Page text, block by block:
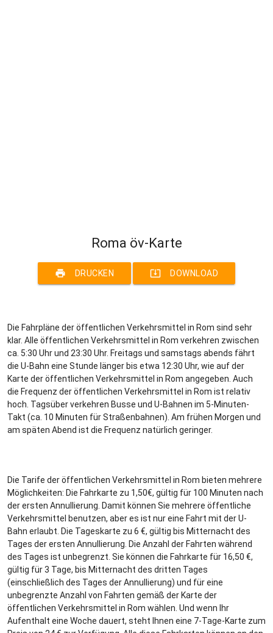
Roma öv-Karte
print DRUCKEN system_update_alt DOWNLOAD
Die Fahrpläne der öffentlichen Verkehrsmittel in Rom sind sehr
klar. Alle öffentlichen Verkehrsmittel in Rom verkehren zwischen
ca. 5:30 Uhr und 23:30 Uhr. Freitags und samstags abends fährt
die U-Bahn eine Stunde länger bis etwa 12:30 Uhr, wie auf der
Karte der öffentlichen Verkehrsmittel in Rom angegeben. Auch
die Frequenz der öffentlichen Verkehrsmittel in Rom ist relativ
hoch. Tagsüber verkehren Busse und U-Bahnen im 5-Minuten-
Takt (ca. 10 Minuten für Straßenbahnen). Am frühen Morgen und
am späten Abend ist die Frequenz natürlich geringer.
Die Tarife der öffentlichen Verkehrsmittel in Rom bieten mehrere
Möglichkeiten: Die Fahrkarte zu 1,50€, gültig für 100 Minuten nach
der ersten Annullierung. Damit können Sie mehrere öffentliche
Verkehrsmittel benutzen, aber es ist nur eine Fahrt mit der U-
Bahn erlaubt. Die Tageskarte zu 6 €, gültig bis Mitternacht des
Tages der ersten Annullierung. Die Anzahl der Fahrten während
des Tages ist unbegrenzt. Sie können die Fahrkarte für 16,50 €,
gültig für 3 Tage, bis Mitternacht des dritten Tages
(einschließlich des Tages der Annullierung) und für eine
unbegrenzte Anzahl von Fahrten gemäß der Karte der
öffentlichen Verkehrsmittel in Rom wählen. Und wenn Ihr
Aufenthalt eine Woche dauert, steht Ihnen eine 7-Tage-Karte zum